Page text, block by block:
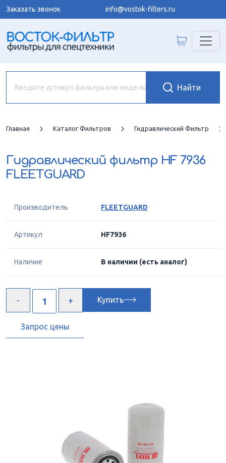
Заказать звонок info@vostok-filters.ru
Главная Каталог Фильтров Гидравлический Фильтр
Гидравлический фильтр HF 7936
FLEETGUARD
Производитель FLEETGUARD
Артикул HF7936
Наличие В наличии (есть аналог)
Купить
Запрос цены